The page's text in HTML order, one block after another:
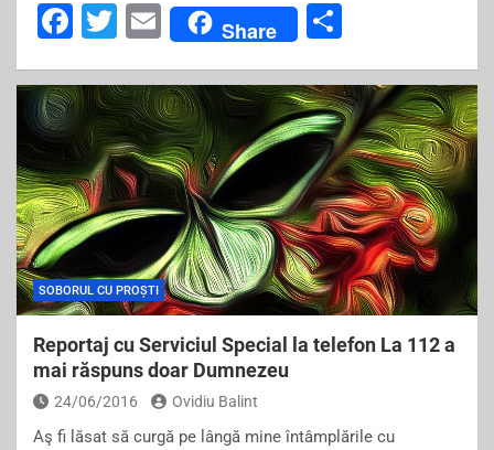
F
c
e
b
o
o
k
T
tt
er
E
m
ai
l
Share
ar
e
SOBORUL CU PROȘTI
Reportaj cu Serviciul Special la telefon La 112 a
mai răspuns doar Dumnezeu
24/06/2016 Ovidiu Balint
Aş fi lăsat să curgă pe lângă mine întâmplările cu